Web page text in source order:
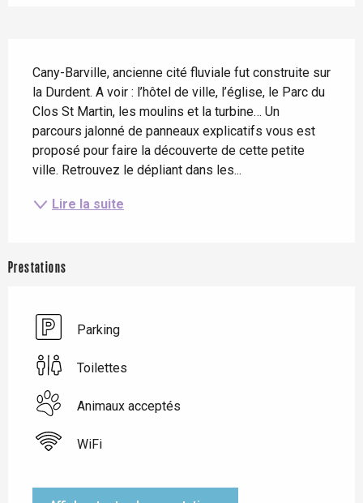
Cany-Barville, ancienne cité fluviale fut construite sur
la Durdent. A voir : l’hôtel de ville, l’église, le Parc du
Clos St Martin, les moulins et la turbine… Un
parcours jalonné de panneaux explicatifs vous est
proposé pour faire la découverte de cette petite
ville. Retrouvez le dépliant dans les...
Lire la suite
Prestations
Parking
Toilettes
Animaux acceptés
WiFi